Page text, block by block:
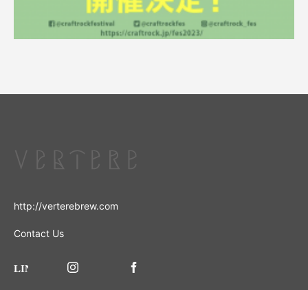
http://verterebrew.com
Contact Us